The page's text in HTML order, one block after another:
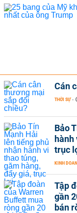
Cán
THỜI SỰ -
Bảo
hành
trục
KINH
Tập
gần
bán